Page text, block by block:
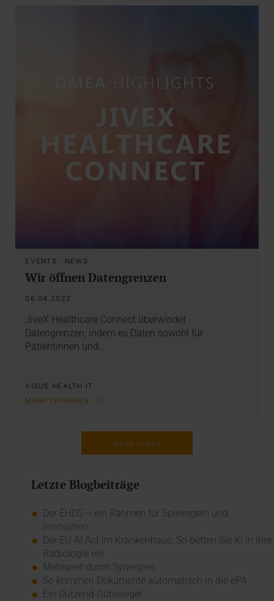
EVENTS · NEWS
Wir öffnen Datengrenzen
06.04.2022
JiveX Healthcare Connect überwindet
Datengrenzen, indem es Daten sowohl für
Patientinnen und…
VISUS HEALTH IT
MEHR ERFAHREN
MEHR LADEN
Letzte Blogbeiträge
Der EHDS – ein Rahmen für Spielregeln und
Innovation
Der EU AI Act im Krankenhaus: So betten Sie KI in Ihre
Radiologie ein
Mehrwert durch Synergien
So kommen Dokumente automatisch in die ePA
Ein Dutzend Gütesiegel